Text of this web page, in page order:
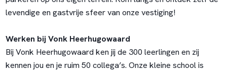
levendige en gastvrije sfeer van onze vestiging!
Werken bij Vonk Heerhugowaard
Bij Vonk Heerhugowaard ken jij de 300 leerlingen en zij
kennen jou en je ruim 50 collega’s. Onze kleine school is